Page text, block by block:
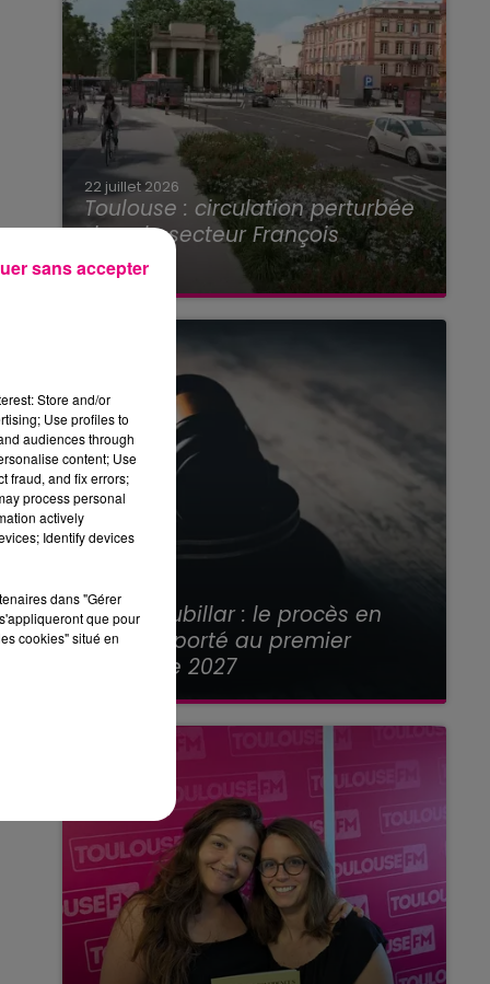
22 juillet 2026
Toulouse : circulation perturbée
dans le secteur François
Verdier...
21 juillet 2026
Affaire Jubillar : le procès en
appel reporté au premier
semestre 2027
Store and/or
Use profiles to
audiences through
content; Use
fraud, and fix errors;
process personal
actively
Identify devices
dans "Gérer
que pour
cookies" situé en
sans accepter